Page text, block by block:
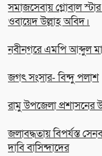
সমাজসেবায় গ্লোবাল
ওবায়েদ উল্লাহ অবিদ।
নবীনগরে এমপি আব্দুল
জগৎ সংসার- বিন্দু পলাশ
রামু উপজেলা প্রশাসনের
জলাবদ্ধতায় বিপর্যস্ত
দাবি বাসিন্দাদের